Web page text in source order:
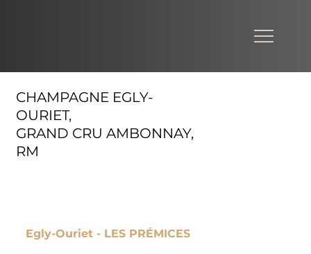
CHAMPAGNE EGLY-
OURIET,
GRAND CRU AMBONNAY,
RM
Egly-Ouriet - LES PRÉMICES